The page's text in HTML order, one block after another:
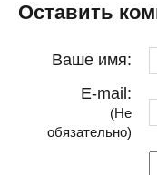
Оставить
Ваше имя:
E-mail:
(Не
обязательно)